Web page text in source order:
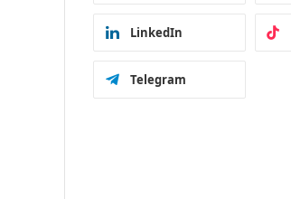
LinkedIn
Telegram